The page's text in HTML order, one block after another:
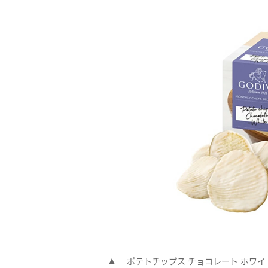
ポテトチップス チョコレート ホワイ